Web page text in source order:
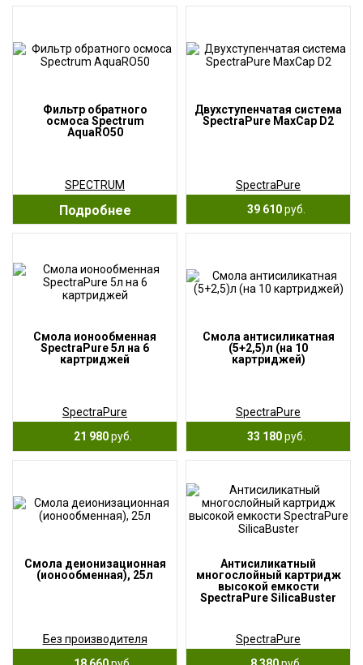
Фильтр обратного
осмоса Spectrum
AquaRO50
SPECTRUM
Подробнее
Двухступенчатая система
SpectraPure MaxCap D2
SpectraPure
39 610руб.
Смола ионообменная
SpectraPure 5л на 6
картриджей
SpectraPure
21 980руб.
Смола антисиликатная
(5+2,5)л (на 10
картриджей)
SpectraPure
33 180руб.
Смола деионизационная
(ионообменная), 25л
Без производителя
Антисиликатный
многослойный картридж
высокой емкости
SpectraPure SilicaBuster
SpectraPure